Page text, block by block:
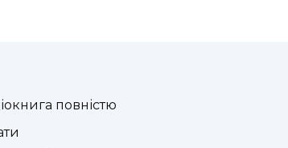
повністю